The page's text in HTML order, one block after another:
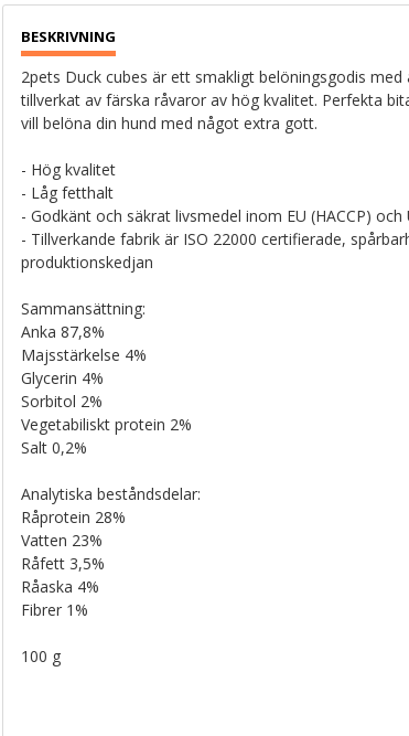
2pets Duck cubes är ett smakligt belöningsgodis
tillverkat av färska råvaror av hög kvalitet. Perfekta
vill belöna din hund med något extra gott.
- Hög kvalitet
- Låg fetthalt
- Godkänt och säkrat livsmedel inom EU (HACCP) och
- Tillverkande fabrik är ISO 22000 certifierade,
produktionskedjan
Sammansättning:
Anka 87,8%
Majsstärkelse 4%
Glycerin 4%
Sorbitol 2%
Vegetabiliskt protein 2%
Salt 0,2%
Analytiska beståndsdelar:
Råprotein 28%
Vatten 23%
Råfett 3,5%
Råaska 4%
Fibrer 1%
100 g